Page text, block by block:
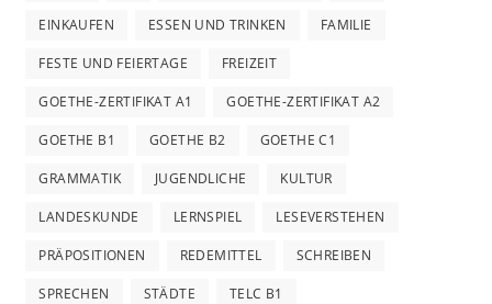
EINKAUFEN ESSEN UND TRINKEN FAMILIE
FESTE UND FEIERTAGE FREIZEIT
GOETHE-ZERTIFIKAT A1 GOETHE-ZERTIFIKAT A2
GOETHE B1 GOETHE B2 GOETHE C1
GRAMMATIK JUGENDLICHE KULTUR
LANDESKUNDE LERNSPIEL LESEVERSTEHEN
PRÄPOSITIONEN REDEMITTEL SCHREIBEN
SPRECHEN STÄDTE TELC B1